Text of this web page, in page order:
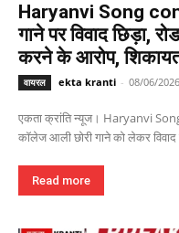
Haryanvi Song
गाने पर विवाद छिड़ा,
करने के आरोप,
वायरल ekta kranti - 08/06/2026
एकता क्रांति न्यूज। Haryanvi
कॉलेज आली छोरी गाने को लेकर विवाद
Read more